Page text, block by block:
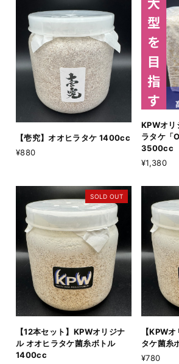
【壱究】オオヒラタケ 1400cc
¥880
KPWオリ
ラタケ「
3500cc
¥1,380
SOLD OUT
【12本セット】KPWオリジナ
ル オオヒラタケ菌糸ボトル
1400cc
【KPW
タケ菌糸
¥780